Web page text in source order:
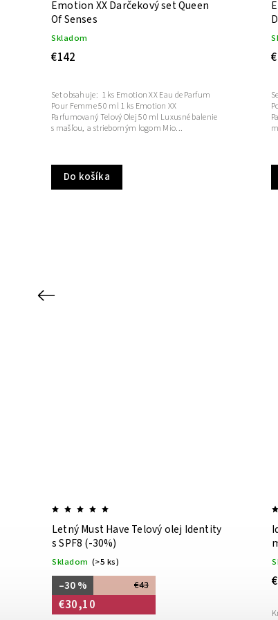
Emotion XX Darčekový set Queen
Of Senses
Skladom
€142
Do košíka
Set obsahuje: 1 ks Emotion XX Eau de Parfum
Pour Femme 50 ml 1 ks Emotion XX
Parfumovaný Telový Olej 50 ml Luxusné balenie
s mašľou, a strieborným logom Mio...
Previous
Letný Must Have Telový olej Identity
s SPF8 (-30%)
Skladom (>5 ks)
€43
–30 %
€30,10